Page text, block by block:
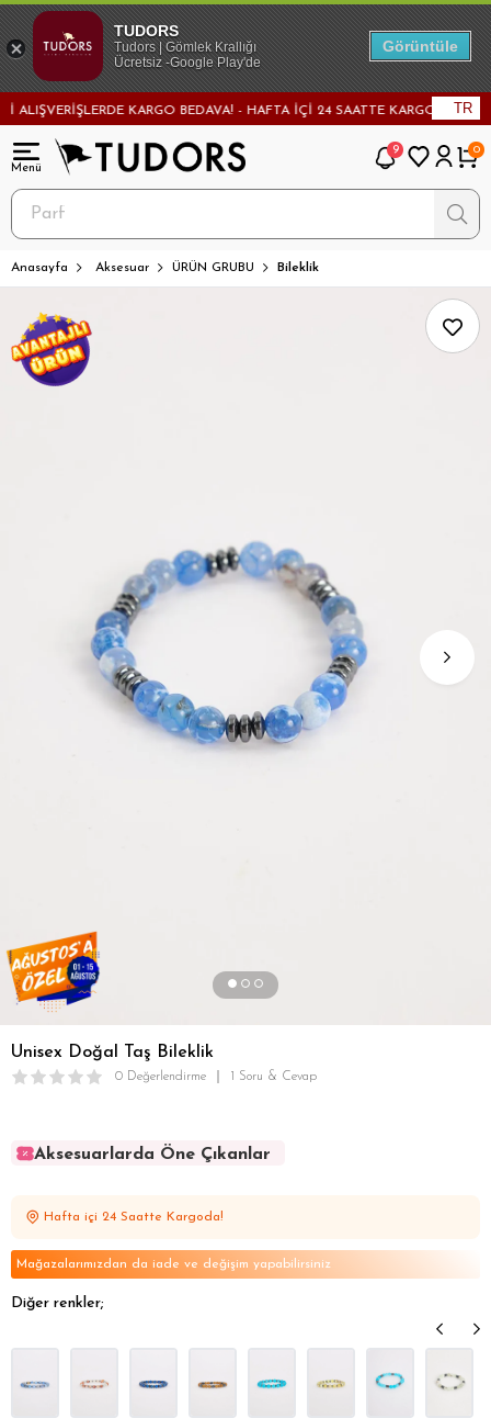
KARGO BEDAVA! - HAFTA İÇİ 24 SAATTE KARGODA! - TR
9 0
Anasayfa Aksesuar ÜRÜN GRUBU Bileklik
Unisex Doğal Taş Bileklik
0 Değerlendirme 1 Soru & Cevap
Aksesuarlarda Öne Çıkanlar
Aksesuarlarda Öne Çıkanlar
Hafta içi 24 Saatte Kargoda!
Mağazalarımızdan da iade ve değişim yapabilirsiniz
Diğer renkler;
TUDORS
Tudors | Gömlek Krallığı
Ücretsiz -Google Play'de
Görüntüle